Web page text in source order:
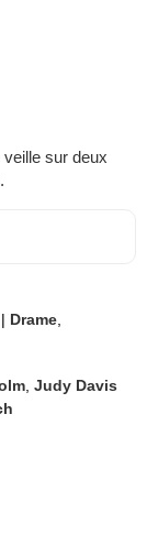
sur deux
| Drame
,Judy Davis